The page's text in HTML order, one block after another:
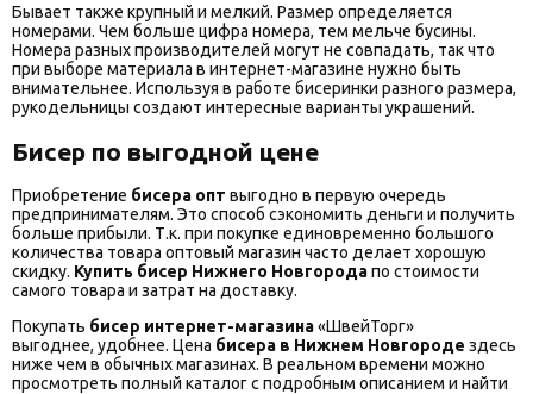
Бывает также крупный и мелкий. Размер определяется
номерами. Чем больше цифра номера, тем мельче бусины.
Номера разных производителей могут не совпадать, так что
при выборе материала в интернет-магазине нужно быть
внимательнее. Используя в работе бисеринки разного размера,
рукодельницы создают интересные варианты украшений.
Бисер по выгодной цене
Приобретение бисера опт выгодно в первую очередь
предпринимателям. Это способ сэкономить деньги и получить
больше прибыли. Т.к. при покупке единовременно большого
количества товара оптовый магазин часто делает хорошую
скидку. Купить бисер Нижнего Новгородапо стоимости
самого товара и затрат на доставку.
Покупать бисер интернет-магазина«ШвейТорг»
выгоднее, удобнее. Цена бисера в Нижнем Новгороде здесь
ниже чем в обычных магазинах. В реальном времени можно
просмотреть полный каталог с подробным описанием и найти